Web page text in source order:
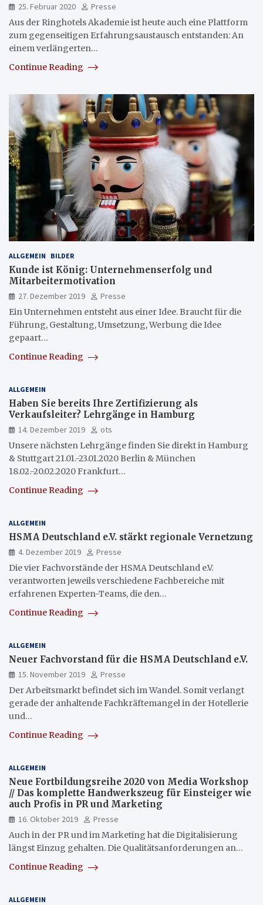
25. Februar 2020
Presse
Aus der Ringhotels Akademie ist heute auch eine Plattform
zum gegenseitigen Erfahrungsaustausch entstanden: An
einem verlängerten…
Continue Reading
ALLGEMEIN BILDER
Kunde ist König: Unternehmenserfolg und
Mitarbeitermotivation
27. Dezember 2019
Presse
Ein Unternehmen entsteht aus einer Idee. Braucht für die
Führung, Gestaltung, Umsetzung, Werbung die Idee
gepaart…
Continue Reading
ALLGEMEIN
Haben Sie bereits Ihre Zertifizierung als
Verkaufsleiter? Lehrgänge in Hamburg
14. Dezember 2019
ots
Unsere nächsten Lehrgänge finden Sie direkt in Hamburg
& Stuttgart 21.01.-23.01.2020 Berlin & München
18.02.-20.02.2020 Frankfurt…
Continue Reading
ALLGEMEIN
HSMA Deutschland e.V. stärkt regionale Vernetzung
4. Dezember 2019
Presse
Die vier Fachvorstände der HSMA Deutschland e.V.
verantworten jeweils verschiedene Fachbereiche mit
erfahrenen Experten-Teams, die den…
Continue Reading
ALLGEMEIN
Neuer Fachvorstand für die HSMA Deutschland e.V.
15. November 2019
Presse
Der Arbeitsmarkt befindet sich im Wandel. Somit verlangt
gerade der anhaltende Fachkräftemangel in der Hotellerie
und…
Continue Reading
ALLGEMEIN
Neue Fortbildungsreihe 2020 von Media Workshop
// Das komplette Handwerkszeug für Einsteiger wie
auch Profis in PR und Marketing
16. Oktober 2019
Presse
Auch in der PR und im Marketing hat die Digitalisierung
längst Einzug gehalten. Die Qualitätsanforderungen an…
Continue Reading
ALLGEMEIN